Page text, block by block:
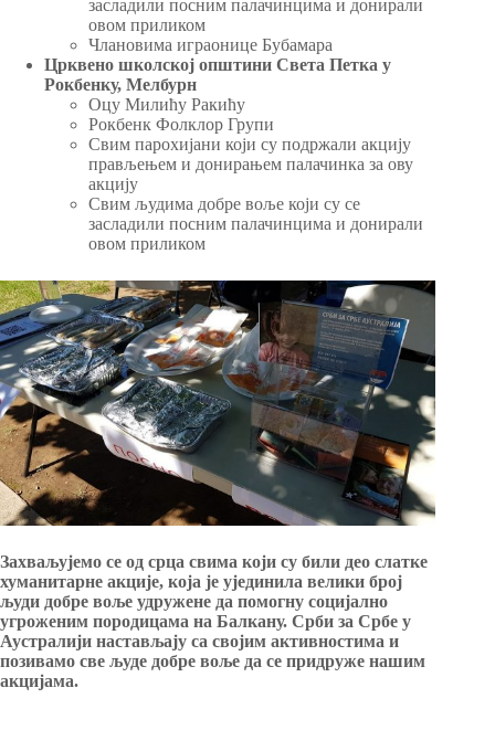
засладили посним палачинцима и донирали
овом приликом
Члановима играонице Бубамара
Црквено школској општини Света Петка у
Рокбенку, Мелбурн
Оцу Милићу Ракићу
Рокбенк Фолклор Групи
Свим парохијани који су подржали акцију
прављењем и донирањем палачинка за ову
акцију
Свим људима добре воље који су се
засладили посним палачинцима и донирали
овом приликом
Захваљујемо се од срца свима који су били део слатке
хуманитарне акције, која је ујединила велики број
људи добре воље удружене да помогну социјално
угроженим породицама на Балкану. Срби за Србе у
Аустралији настављају са својим активностима и
позивамо све људе добре воље да се придруже нашим
акцијама.